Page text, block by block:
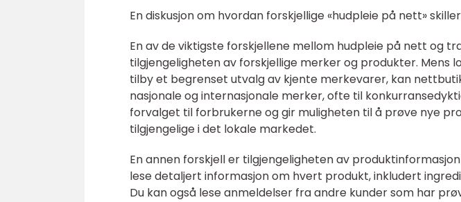
En diskusjon om hvordan forskjellige «hudpleie på nett»
En av de viktigste forskjellene mellom hudpleie på nett og
tilgjengeligheten av forskjellige merker og produkter. Mens
tilby et begrenset utvalg av kjente merkevarer, kan
nasjonale og internasjonale merker, ofte til
forvalget til forbrukerne og gir muligheten til å prøve nye
tilgjengelige i det lokale markedet.
En annen forskjell er tilgjengeligheten av
lese detaljert informasjon om hvert produkt, inkludert
Du kan også lese anmeldelser fra andre kunder som har